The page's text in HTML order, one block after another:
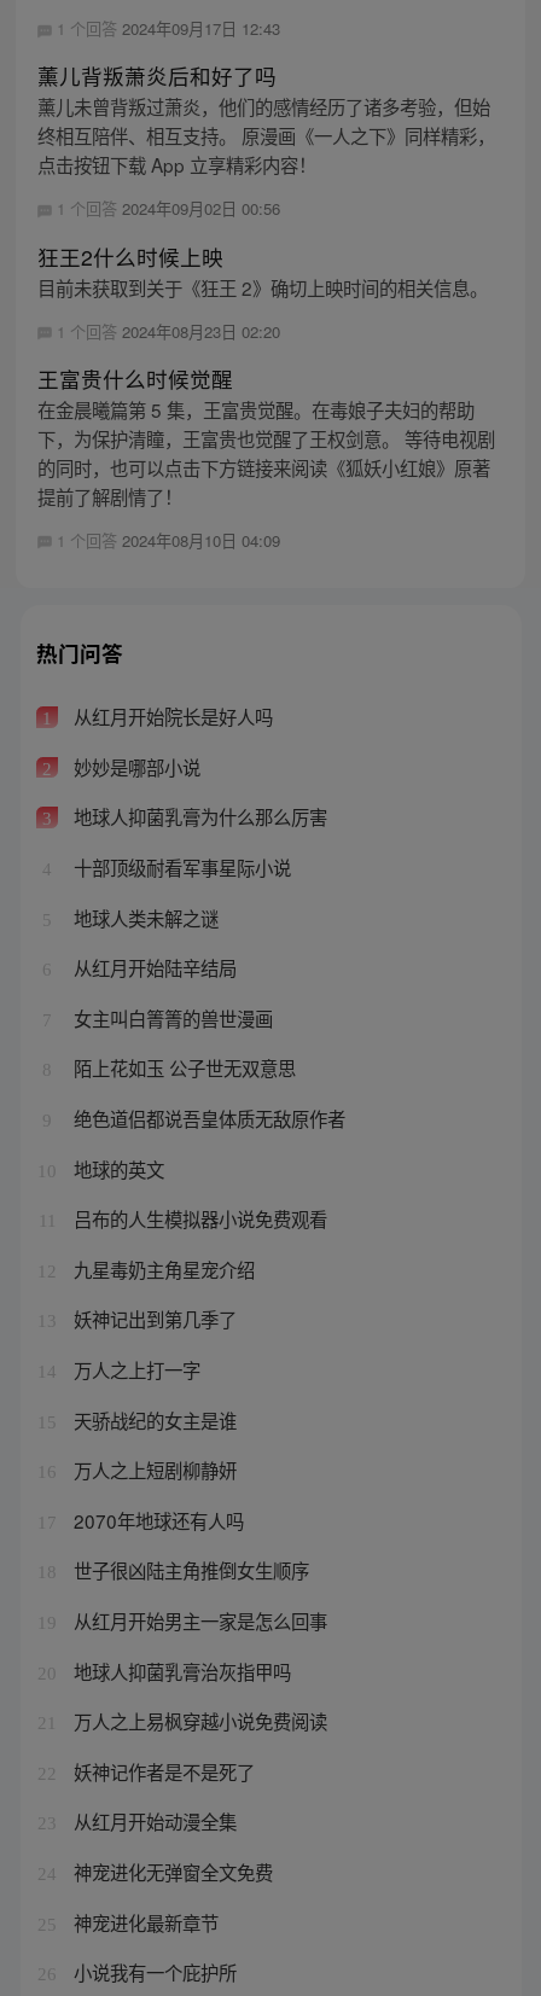
1 个回答 2024年09月17日 12:43
薰儿背叛萧炎后和好了吗
薰儿未曾背叛过萧炎，他们的感情经历了诸多考验，但始
终相互陪伴、相互支持。 原漫画《一人之下》同样精彩，
点击按钮下载 App 立享精彩内容！
1 个回答 2024年09月02日 00:56
狂王2什么时候上映
目前未获取到关于《狂王 2》确切上映时间的相关信息。
1 个回答 2024年08月23日 02:20
王富贵什么时候觉醒
在金晨曦篇第 5 集，王富贵觉醒。在毒娘子夫妇的帮助
下，为保护清瞳，王富贵也觉醒了王权剑意。 等待电视剧
的同时，也可以点击下方链接来阅读《狐妖小红娘》原著
提前了解剧情了！
1 个回答 2024年08月10日 04:09
热门问答
1 从红月开始院长是好人吗
2 妙妙是哪部小说
3 地球人抑菌乳膏为什么那么厉害
4 十部顶级耐看军事星际小说
5 地球人类未解之谜
6 从红月开始陆辛结局
7 女主叫白箐箐的兽世漫画
8 陌上花如玉 公子世无双意思
9 绝色道侣都说吾皇体质无敌原作者
10 地球的英文
吕布的人生模拟器小说免费观看
12 九星毒奶主角星宠介绍
13 妖神记出到第几季了
14 万人之上打一字
15 天骄战纪的女主是谁
16 万人之上短剧柳静妍
17 2070年地球还有人吗
18 世子很凶陆主角推倒女生顺序
19 从红月开始男主一家是怎么回事
20 地球人抑菌乳膏治灰指甲吗
21 万人之上易枫穿越小说免费阅读
22 妖神记作者是不是死了
23 从红月开始动漫全集
24 神宠进化无弹窗全文免费
25 神宠进化最新章节
26 小说我有一个庇护所